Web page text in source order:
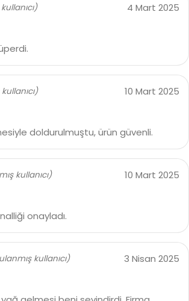
4 Mart 2025
10 Mart 2025
doldurulmuştu, ürün güvenli.
kullanıcı) 10 Mart 2025
onayladı.
kullanıcı) 3 Nisan 2025